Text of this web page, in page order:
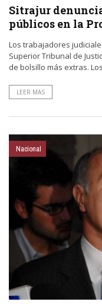
Sitrajur
públicos en la
Los trabajadores
Superior Tribunal de
de bolsillo más extras.
LEER MAS
Nacional